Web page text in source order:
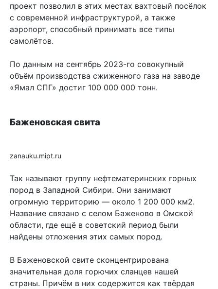
проект позволил в этих местах вахтовый посёлок
с современной инфраструктурой, а также
аэропорт, способный принимать все типы
самолётов.
По данным на сентябрь 2023-го совокупный
объём производства сжиженного газа на заводе
«Ямал СПГ» достиг 100 000 000 тонн.
Баженовская свита
zanauku.mipt.ru
Так называют группу нефтематеринских горных
пород в Западной Сибири. Они занимают
огромную территорию — около 1 200 000 км2.
Название связано с селом Баженово в Омской
области, где ещё в советский период были
найдены отложения этих самых пород.
В Баженовской свите сконцентрирована
значительная доля горючих сланцев нашей
страны. Причём в них содержится как твёрдая